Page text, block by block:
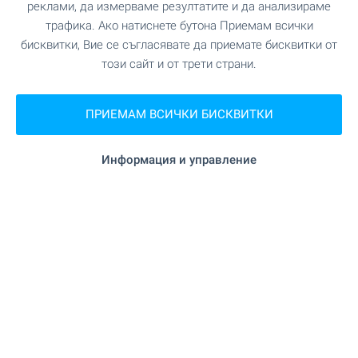
ВИЖТЕ ОЩЕ
реклами, да измерваме резултатите и да анализираме
трафика. Ако натиснете бутона Приемам всички
бисквитки, Вие се съгласявате да приемате бисквитки от
този сайт и от трети страни.
ПРИЕМАМ ВСИЧКИ БИСКВИТКИ
Информация и управление